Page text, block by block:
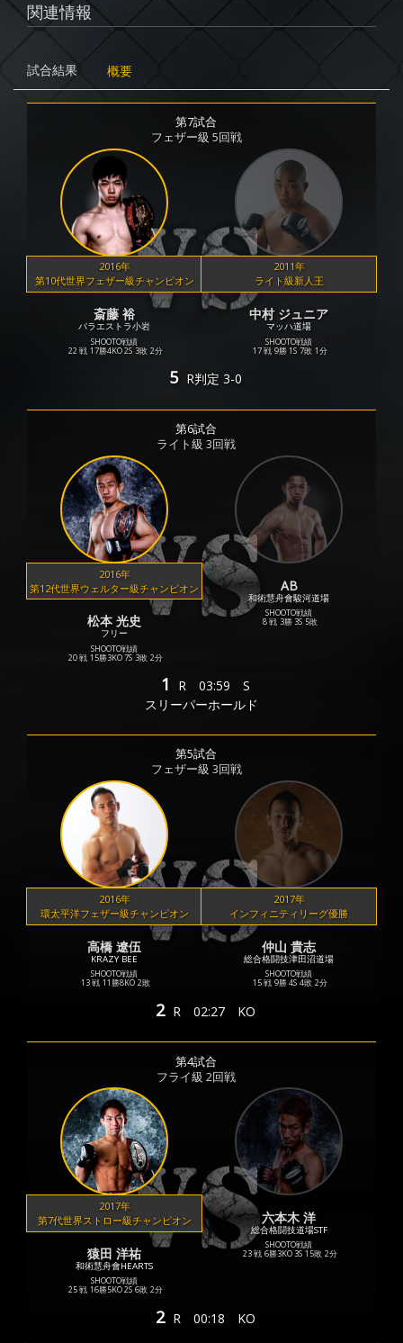
関連情報
試合結果 概要
第7試合
フェザー級 5回戦
2016年
第10代世界フェザー級チャンピオン
斎藤 裕
パラエストラ小岩
SHOOTO戦績
22 戦 17勝4KO 2S 3敗 2分
2011年
ライト級新人王
中村 ジュニア
マッハ道場
SHOOTO戦績
17 戦 9勝 1S 7敗 1分
5 R判定 3-0
第6試合
ライト級 3回戦
2016年
第12代世界ウェルター級チャンピオン
松本 光史
フリー
SHOOTO戦績
20 戦 15勝3KO 7S 3敗 2分
AB
和術慧舟會駿河道場
SHOOTO戦績
8 戦 3勝 3S 5敗
1 R 03:59
S
スリーパーホールド
第5試合
フェザー級 3回戦
2016年
環太平洋フェザー級チャンピオン
高橋 遼伍
KRAZY BEE
SHOOTO戦績
13 戦 11勝8KO 2敗
2017年
インフィニティリーグ優勝
仲山 貴志
総合格闘技津田沼道場
SHOOTO戦績
15 戦 9勝 4S 4敗 2分
2 R 02:27 KO
第4試合
フライ級 2回戦
2017年
第7代世界ストロー級チャンピオン
猿田 洋祐
和術慧舟會HEARTS
SHOOTO戦績
25 戦 16勝5KO 2S 6敗 2分
六本木 洋
総合格闘技道場STF
SHOOTO戦績
23 戦 6勝3KO 3S 15敗 2分
2 R 00:18 KO